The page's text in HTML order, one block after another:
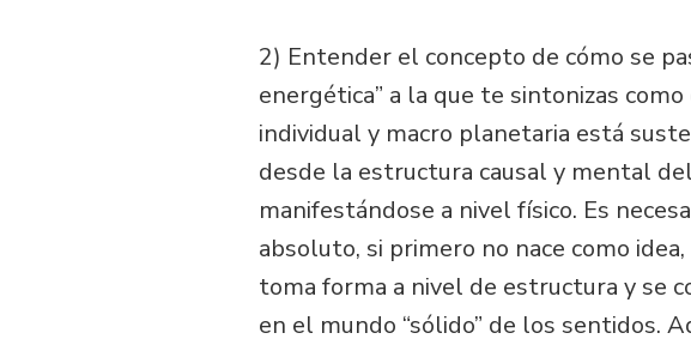
2) Entender el concepto de cómo se
energética” a la que te sintonizas
individual y macro planetaria está
desde la estructura causal y mental
manifestándose a nivel físico. Es
absoluto, si primero no nace como
toma forma a nivel de estructura y se
en el mundo “sólido” de los sentidos.